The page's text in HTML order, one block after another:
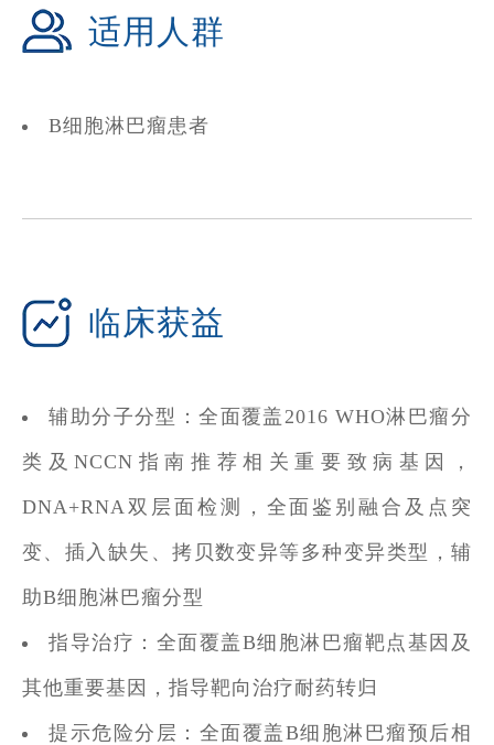
适用人群
B细胞淋巴瘤患者
临床获益
辅助分子分型：全面覆盖2016 WHO淋巴瘤分
类及NCCN指南推荐相关重要致病基因，
DNA+RNA双层面检测，全面鉴别融合及点突
变、插入缺失、拷贝数变异等多种变异类型，辅
助B细胞淋巴瘤分型
指导治疗：全面覆盖B细胞淋巴瘤靶点基因及
其他重要基因，指导靶向治疗耐药转归
提示危险分层：全面覆盖B细胞淋巴瘤预后相